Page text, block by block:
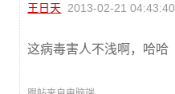
王日天 2013-02-21 04:43:40
这病毒害人不浅啊，哈哈